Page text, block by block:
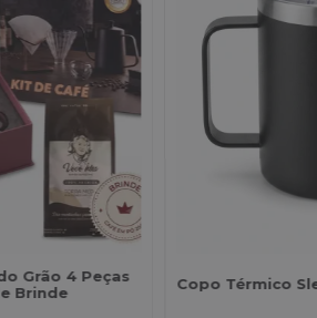
Grão 4 Peças
Brinde
Copo Térmico